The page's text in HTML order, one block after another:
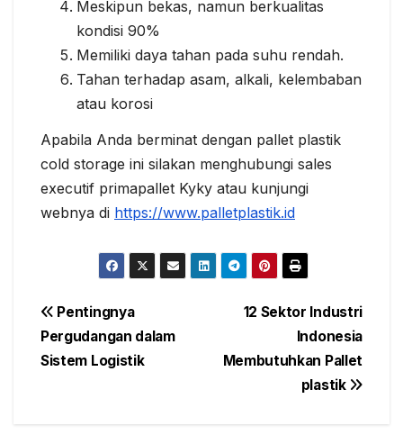
Meskipun bekas, namun berkualitas
kondisi 90%
Memiliki daya tahan pada suhu rendah.
Tahan terhadap asam, alkali, kelembaban
atau korosi
Apabila Anda berminat dengan pallet plastik
cold storage ini silakan menghubungi sales
executif primapallet Kyky atau kunjungi
webnya di https://www.palletplastik.id
Navigasi
pos
12 Sektor Industri
Indonesia
Membutuhkan Pallet
plastik
Pentingnya
Pergudangan dalam
Sistem Logistik